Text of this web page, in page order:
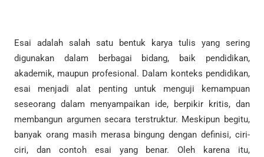
Esai adalah salah satu bentuk karya tulis yang sering
digunakan dalam berbagai bidang, baik pendidikan,
akademik, maupun profesional. Dalam konteks pendidikan,
esai menjadi alat penting untuk menguji kemampuan
seseorang dalam menyampaikan ide, berpikir kritis, dan
membangun argumen secara terstruktur. Meskipun begitu,
banyak orang masih merasa bingung dengan definisi, ciri-
ciri, dan contoh esai yang benar. Oleh karena itu,